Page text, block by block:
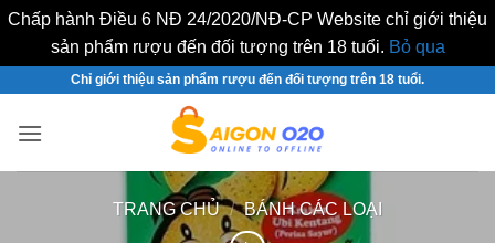
Chấp hành Điều 6 NĐ 24/2020/NĐ-CP Website chỉ giới thiệu
sản phẩm rượu đến đối tượng trên 18 tuổi. Bỏ qua
nội
Chỉ giới thiệu sản phẩm rượu đến đối tượng trên 18 tuổi.
TRANG CHỦ / BÁNH CÁC LOẠI